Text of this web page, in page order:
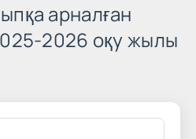
арналған
2026 оқу жылы